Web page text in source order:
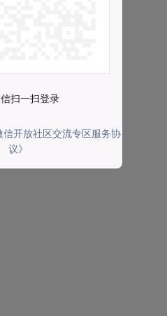
扫一扫登录
信开放社区交流专区服务协
议》